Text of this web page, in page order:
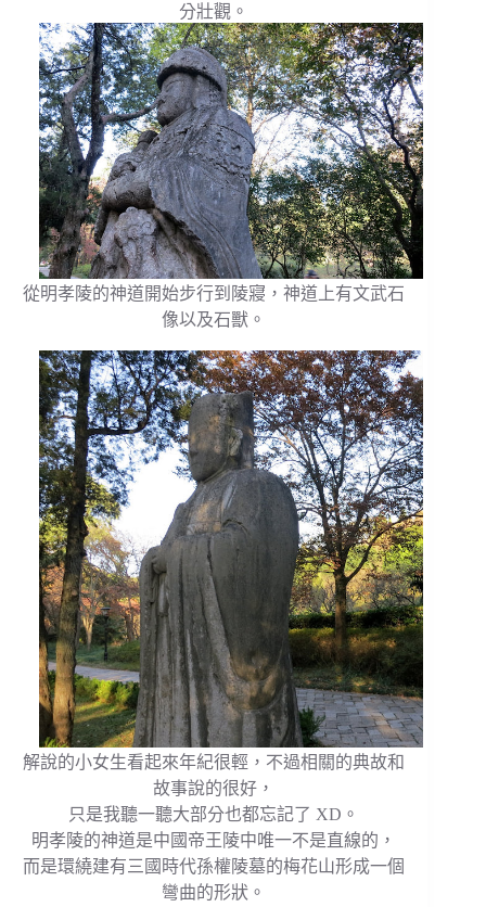
分壯觀。
從明孝陵的神道開始步行到陵寢，神道上有文武石
像以及石獸。
解說的小女生看起來年紀很輕，不過相關的典故和
故事說的很好，
只是我聽一聽大部分也都忘記了 XD。
明孝陵的神道是中國帝王陵中唯一不是直線的，
而是環繞建有三國時代孫權陵墓的梅花山形成一個
彎曲的形狀。